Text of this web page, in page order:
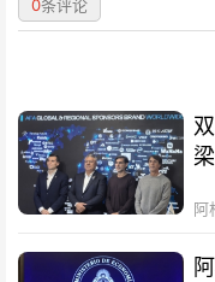
0条评论
阿